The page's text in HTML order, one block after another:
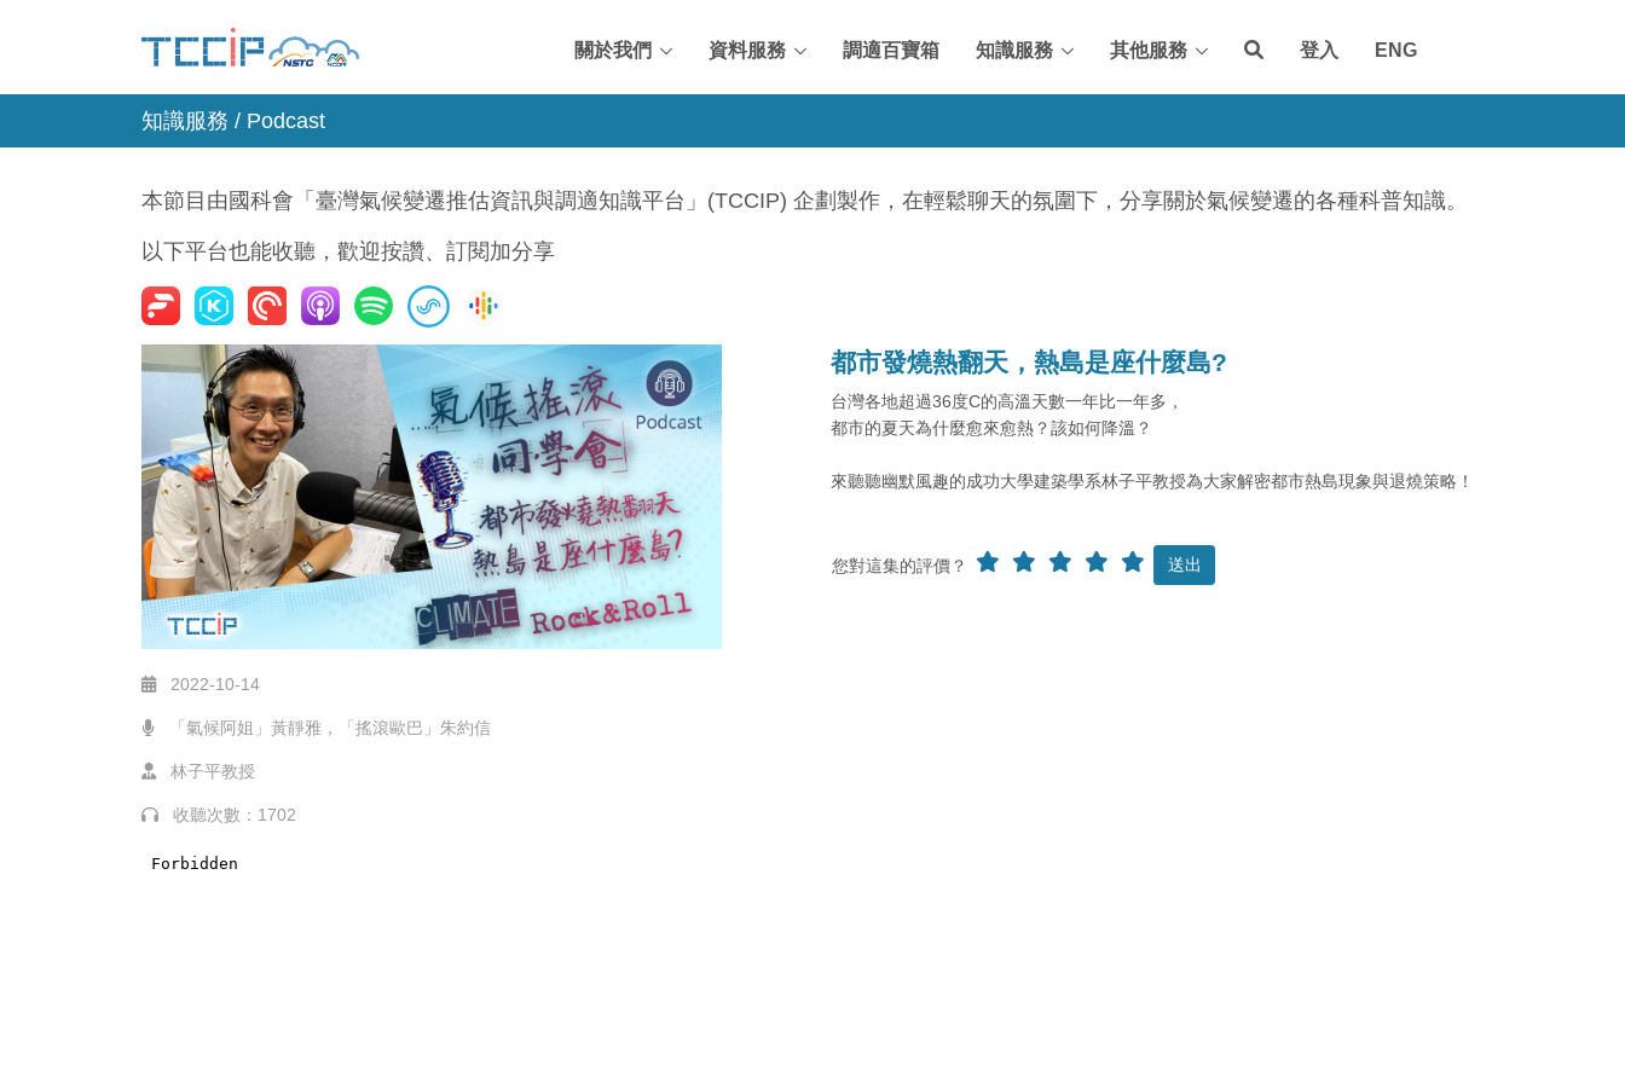
關於我們 資料服務 調適百寶箱 知識服務 其他服務 登入 ENG
知識服務 / Podcast
本節目由國科會「臺灣氣候變遷推估資訊與調適知識平台」(TCCIP) 企劃製作，在輕鬆聊天的氛圍下，分享關於氣候變遷的各種科普知識。
以下平台也能收聽，歡迎按讚、訂閱加分享
2022-10-14
「氣候阿姐」黃靜雅，「搖滾歐巴」朱約信
林子平教授
收聽次數：1702
都市發燒熱翻天，熱島是座什麼島?
台灣各地超過36度C的高溫天數一年比一年多，
都市的夏天為什麼愈來愈熱？該如何降溫？
來聽聽幽默風趣的成功大學建築學系林子平教授為大家解密都市熱島現象與退燒策略！
您對這集的評價？